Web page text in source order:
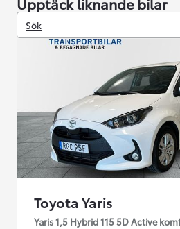
Sök
Toyota Yaris
Yaris 1,5 Hybrid 115 5D Active